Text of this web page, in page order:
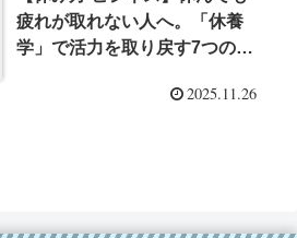
疲れが取れない人へ。「休養
学」で活力を取り戻す7つの休
から救う」（片野秀樹）を読ん
2025.11.26